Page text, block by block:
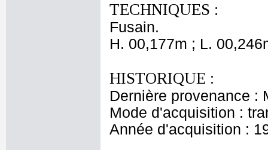
TECHNIQUES :
Fusain.
H. 00,177m ; L.
HISTORIQUE :
Dernière provenance :
Mode d'acquisition :
Année d'acquisition :